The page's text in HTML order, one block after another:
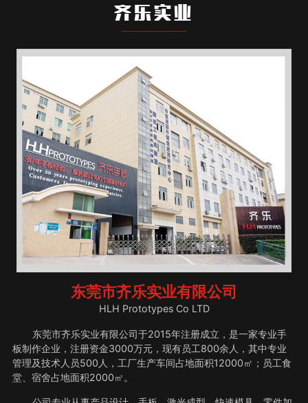
齐乐实业
东莞市齐乐实业有限公司
HLH Prototypes Co LTD
东莞市齐乐实业有限公司于2015年注册成立，是一家专业手
板制作企业，注册资金3000万元，现有员工800余人，其中专业
管理及技术人员500人，工厂生产车间占地面积12000㎡；员工食
堂、宿舍占地面积2000㎡。